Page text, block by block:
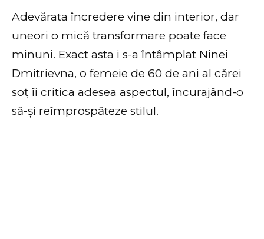
Adevărata încredere vine din interior, dar
uneori o mică transformare poate face
minuni. Exact asta i s-a întâmplat Ninei
Dmitrievna, o femeie de 60 de ani al cărei
soț îi critica adesea aspectul, încurajând-o
să-și reîmprospăteze stilul.